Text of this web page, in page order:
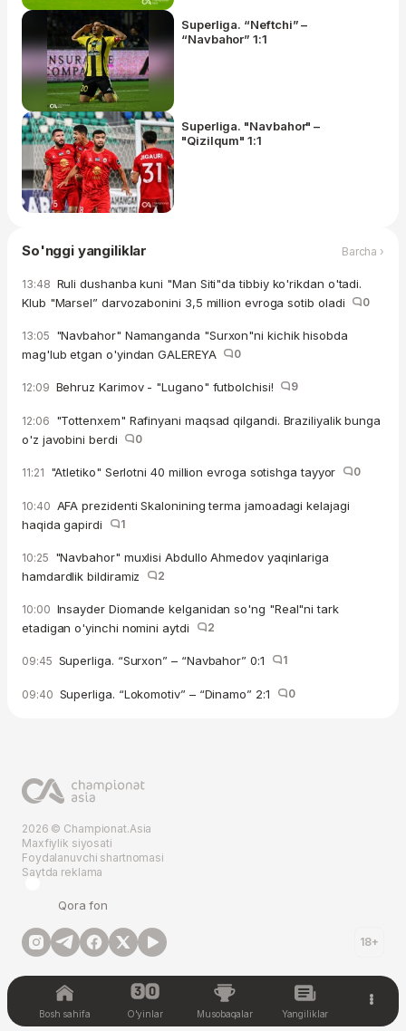
Superliga. “Neftchi” –
“Navbahor” 1:1
Superliga. "Navbahor" –
"Qizilqum" 1:1
So'nggi yangiliklar Barcha ›
13:48 Ruli dushanba kuni "Man Siti"da tibbiy ko'rikdan o'tadi.
Klub "Marsel” darvozabonini 3,5 million evroga sotib oladi
0
13:05 "Navbahor" Namanganda "Surxon"ni kichik hisobda
mag'lub etgan o'yindan GALEREYA
0
12:09 Behruz Karimov - "Lugano" futbolchisi! 9
12:06 "Tottenxem" Rafinyani maqsad qilgandi. Braziliyalik bunga
o'z javobini berdi
0
11:21 "Atletiko" Serlotni 40 million evroga sotishga tayyor 0
10:40 AFA prezidenti Skalonining terma jamoadagi kelajagi
haqida gapirdi
1
10:25 "Navbahor" muxlisi Abdullo Ahmedov yaqinlariga
hamdardlik bildiramiz
2
10:00 Insayder Diomande kelganidan so'ng "Real"ni tark
etadigan o'yinchi nomini aytdi
2
09:45 Superliga. “Surxon” – “Navbahor” 0:1 1
09:40 Superliga. “Lokomotiv” – “Dinamo” 2:1 0
2026 © Championat.Asia
Maxfiylik siyosati
Foydalanuvchi shartnomasi
Saytda reklama
Qora fon
18+
Bosh sahifa O'yinlar Musobaqalar Yangiliklar